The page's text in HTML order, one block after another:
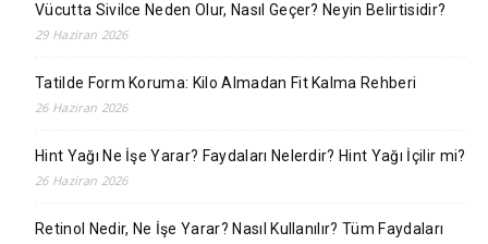
Vücutta Sivilce Neden Olur, Nasıl Geçer? Neyin Belirtisidir?
29 Haziran 2026
Tatilde Form Koruma: Kilo Almadan Fit Kalma Rehberi
26 Haziran 2026
Hint Yağı Ne İşe Yarar? Faydaları Nelerdir? Hint Yağı İçilir mi?
26 Haziran 2026
Retinol Nedir, Ne İşe Yarar? Nasıl Kullanılır? Tüm Faydaları